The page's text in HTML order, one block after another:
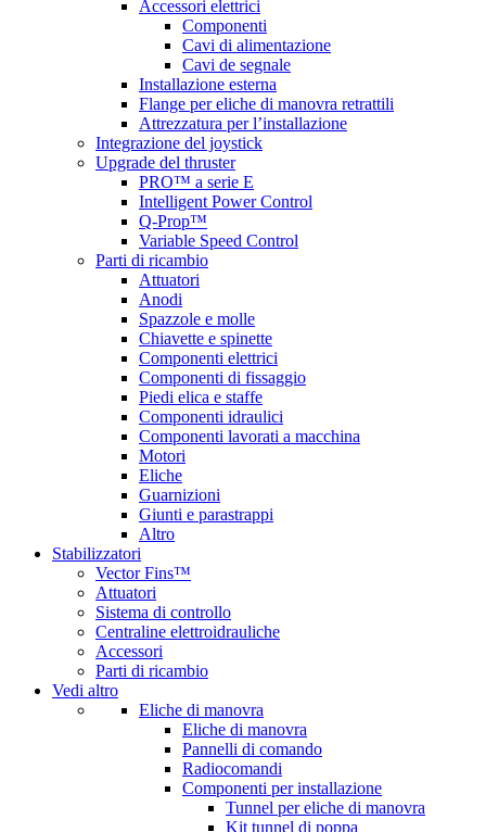
Accessori elettrici
Componenti
Cavi di alimentazione
Cavi de segnale
Installazione esterna
Flange per eliche di manovra retrattili
Attrezzatura per l’installazione
Integrazione del joystick
Upgrade del thruster
PRO™ a serie E
Intelligent Power Control
Q-Prop™
Variable Speed Control
Parti di ricambio
Attuatori
Anodi
Spazzole e molle
Chiavette e spinette
Componenti elettrici
Componenti di fissaggio
Piedi elica e staffe
Componenti idraulici
Componenti lavorati a macchina
Motori
Eliche
Guarnizioni
Giunti e parastrappi
Altro
Stabilizzatori
Vector Fins™
Attuatori
Sistema di controllo
Centraline elettroidrauliche
Accessori
Parti di ricambio
Vedi altro
Eliche di manovra
Eliche di manovra
Pannelli di comando
Radiocomandi
Componenti per installazione
Tunnel per eliche di manovra
Kit tunnel di poppa